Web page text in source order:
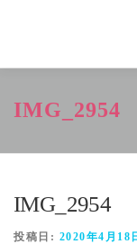
ン
キ
概要 METHOD
新着情報 シ
IMG_2954
IMG_2954
投稿日: 2020年4月18